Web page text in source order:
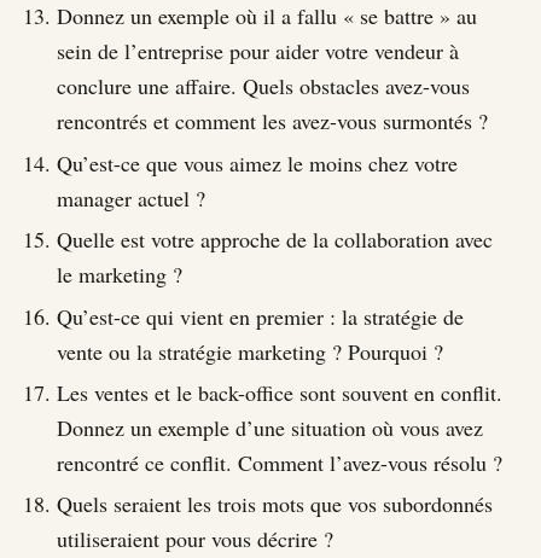
Donnez un exemple où il a fallu « se battre » au
sein de l’entreprise pour aider votre vendeur à
conclure une affaire. Quels obstacles avez-vous
rencontrés et comment les avez-vous surmontés ?
Qu’est-ce que vous aimez le moins chez votre
manager actuel ?
Quelle est votre approche de la collaboration avec
le marketing ?
Qu’est-ce qui vient en premier : la stratégie de
vente ou la stratégie marketing ? Pourquoi ?
Les ventes et le back-office sont souvent en conflit.
Donnez un exemple d’une situation où vous avez
rencontré ce conflit. Comment l’avez-vous résolu ?
Quels seraient les trois mots que vos subordonnés
utiliseraient pour vous décrire ?